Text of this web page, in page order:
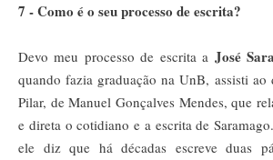
7 - Como é o seu processo de escrita?
Devo meu processo de escrita a José
quando fazia graduação na UnB, assisti ao
Pilar, de Manuel Gonçalves Mendes, que
e direta o cotidiano e a escrita de
ele diz que há décadas escreve duas